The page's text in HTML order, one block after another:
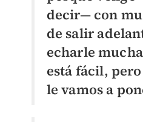
decir— con
de salir
echarle
está fácil,
le vamos a